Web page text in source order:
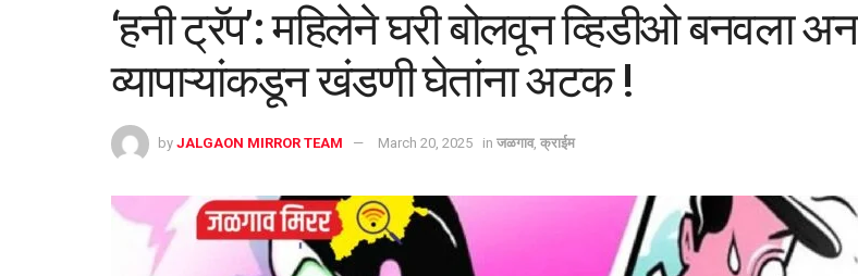
‘हनी ट्रॅप’: महिलेने घरी बोलवून व्हिडीओ बनवला अन
व्यापाऱ्यांकडून खंडणी घेतांना अटक !
by JALGAON MIRROR TEAM March 20, 2025 in जळगाव, क्राईम